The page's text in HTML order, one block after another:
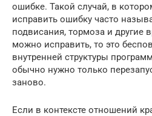
ошибке. Такой случай, в
исправить ошибку часто
подвисания, тормоза и другие
можно исправить, то это
внутренней структуры
обычно нужно только
заново.
Если в контексте отношений